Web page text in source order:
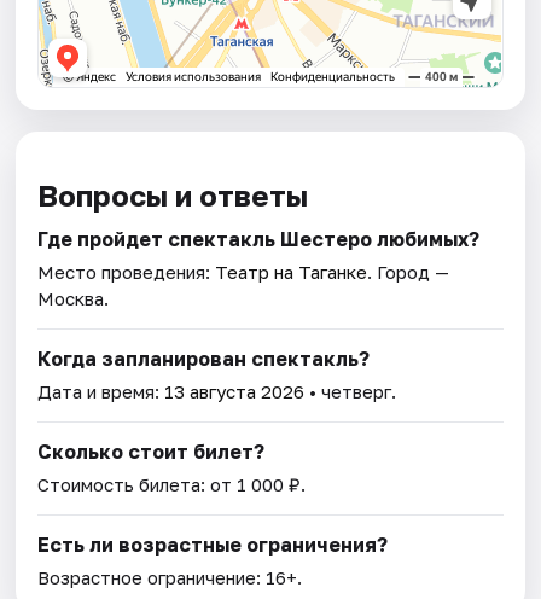
Вопросы и ответы
Где пройдет спектакль Шестеро любимых?
Место проведения: Театр на Таганке. Город —
Москва.
Когда запланирован спектакль?
Дата и время: 13 августа 2026 • четверг.
Сколько стоит билет?
Стоимость билета: от 1 000 ₽.
Есть ли возрастные ограничения?
Возрастное ограничение: 16+.